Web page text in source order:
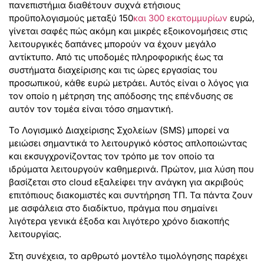
πανεπιστήμια διαθέτουν συχνά ετήσιους
προϋπολογισμούς μεταξύ 150και 300 εκατομμυρίων ευρώ,
γίνεται σαφές πώς ακόμη και μικρές εξοικονομήσεις στις
λειτουργικές δαπάνες μπορούν να έχουν μεγάλο
αντίκτυπο. Από τις υποδομές πληροφορικής έως τα
συστήματα διαχείρισης και τις ώρες εργασίας του
προσωπικού, κάθε ευρώ μετράει. Αυτός είναι ο λόγος για
τον οποίο η μέτρηση της απόδοσης της επένδυσης σε
αυτόν τον τομέα είναι τόσο σημαντική.
Το Λογισμικό Διαχείρισης Σχολείων (SMS) μπορεί να
μειώσει σημαντικά το λειτουργικό κόστος απλοποιώντας
και εκσυγχρονίζοντας τον τρόπο με τον οποίο τα
ιδρύματα λειτουργούν καθημερινά. Πρώτον, μια λύση που
βασίζεται στο cloud εξαλείφει την ανάγκη για ακριβούς
επιτόπιους διακομιστές και συντήρηση ΤΠ. Τα πάντα ζουν
με ασφάλεια στο διαδίκτυο, πράγμα που σημαίνει
λιγότερα γενικά έξοδα και λιγότερο χρόνο διακοπής
λειτουργίας.
Στη συνέχεια, το αρθρωτό μοντέλο τιμολόγησης παρέχει